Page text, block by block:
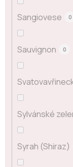
Sangiovese 0
Sauvignon 0
Sylvánské
Syrah (Shiraz)